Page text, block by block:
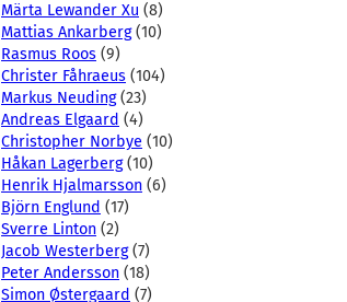
Märta Lewander Xu (8)
Mattias Ankarberg(10)
Rasmus Roos (9)
Christer Fåhraeus (104)
Markus Neuding(23)
Andreas Elgaard (4)
Christopher Norbye (10)
Håkan Lagerberg(10)
Henrik Hjalmarsson (6)
Björn Englund (17)
Sverre Linton (2)
Jacob Westerberg(7)
Peter Andersson (18)
Simon Østergaard (7)